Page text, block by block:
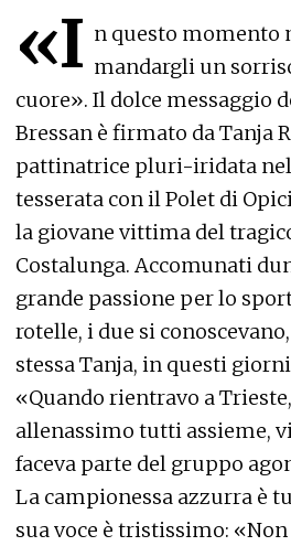
«I n questo momento
mandargli un
cuore». Il dolce messaggio
Bressan è firmato da Tanja
pattinatrice pluri-iridata
tesserata con il Polet di
la giovane vittima del
Costalunga. Accomunati
grande passione per lo
rotelle, i due si
stessa Tanja, in questi
«Quando rientravo a
allenassimo tutti assieme,
faceva parte del gruppo
La campionessa azzurra è
sua voce è tristissimo: